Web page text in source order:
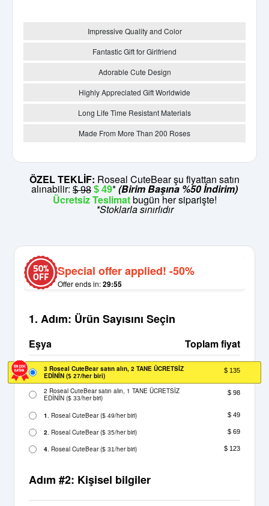
Impressive Quality and Color
Fantastic Gift for Girlfriend
Adorable Cute Design
Highly Appreciated Gift Worldwide
Long Life Time Resistant Materials
Made From More Than 200 Roses
ÖZEL TEKLİF: Roseal CuteBear şu fiyattan satın
alınabilir: $ 98 $ 49*(Birim Başına %50 İndirim)
Ücretsiz Teslimatbugün her siparişte!
*Stoklarla sınırlıdır
Special offer applied! -50%
Offer ends in:29:54
1. Adım: Ürün Sayısını Seçin
Eşya Toplam fiyat
3 Roseal CuteBear satın alın, 2 TANE ÜCRETSİZ
EDİNİN ($ 27/her biri)
$ 135
2 Roseal CuteBear satın alın, 1 TANE ÜCRETSİZ
EDİNİN ($ 33/her biri)
$ 98
1 . Roseal CuteBear($ 49/her biri) $ 49
2 . Roseal CuteBear($ 35/her biri) $ 69
4 . Roseal CuteBear($ 31/her biri) $ 123
Adım #2: Kişisel bilgiler